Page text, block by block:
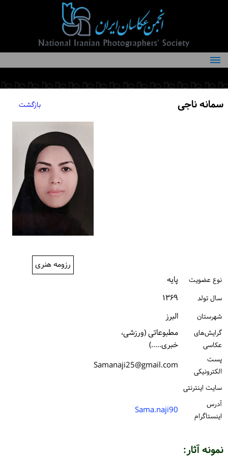
درباره انجمن
کمیته‌های انجمن
سمانه ناجی بازگشت
رزومه هنری
نوع عضویت پایه
سال تولد ۱۳۶۹
شهرستان البرز
گرایش‌های
عکاسی
مطبوعاتی (ورزشی،
خبری.....)
پست
الكترونیكی
Samanaji25@gmail.com
سایت اینترنتی
آدرس
اینستاگرام
Sama.naji90
نمونه آثار: